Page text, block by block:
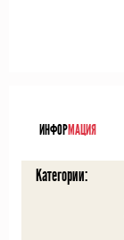
ИНФОРМАЦИЯ
Категории: